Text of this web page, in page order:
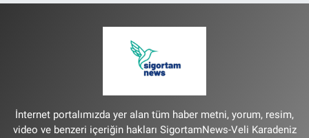
İnternet portalımızda yer alan tüm haber metni, yorum, resim,
video ve benzeri içeriğin hakları SigortamNews-Veli Karadeniz